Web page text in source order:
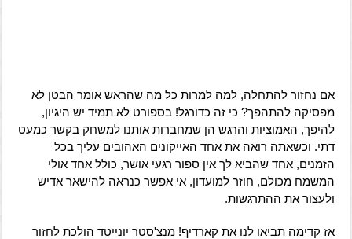
אם נחזור להתחלה, למה למרות כל מה שהראש אומר הבטן לא
מפסיקה להתהפך? כי זה כדורגל! בספורט לא תמיד יש היגיון,
להיפך, האמוציות והרגש הן שמחברות אותנו למשחק בקשר כמעט
דתי. וכשאתה רואה את אחד האייקונים האהובים עליך בכל
הזמנים, אחד שהביא לך אין ספור רגעי אושר, כולל אחד אולי
המשמח מכולם, חוזר למועדון, אי אפשר כנראה להישאר אדיש
ולעצור את ההתרגשות.
אז קדימה תביאו לנו את קארדיף! מנצ'סטר יונייטד הולכת לחזור